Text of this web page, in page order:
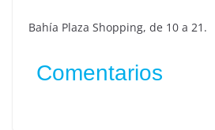
Bahía Plaza Shopping, de 10 a 21.
Comentarios